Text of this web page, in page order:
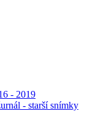
- 2019
- starší snímky